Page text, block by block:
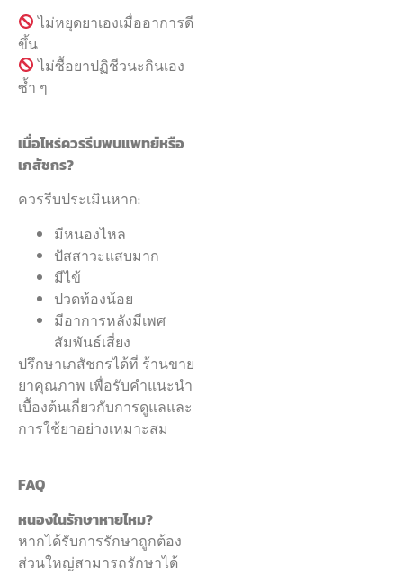
ไม่หยุดยาเองเมื่ออาการดี
ขึ้น
ไม่ซื้อยาปฏิชีวนะกินเอง
ซ้ำ ๆ
เมื่อไหร่ควรรีบพบแพทย์หรือ
เภสัชกร?
ควรรีบประเมินหาก:
มีหนองไหล
ปัสสาวะแสบมาก
มีไข้
ปวดท้องน้อย
มีอาการหลังมีเพศ
สัมพันธ์เสี่ยง
ปรึกษาเภสัชกรได้ที่ ร้านขาย
ยาคุณภาพ เพื่อรับคำแนะนำ
เบื้องต้นเกี่ยวกับการดูแลและ
การใช้ยาอย่างเหมาะสม
FAQ
หนองในรักษาหายไหม?
หากได้รับการรักษาถูกต้อง
ส่วนใหญ่สามารถรักษาได้